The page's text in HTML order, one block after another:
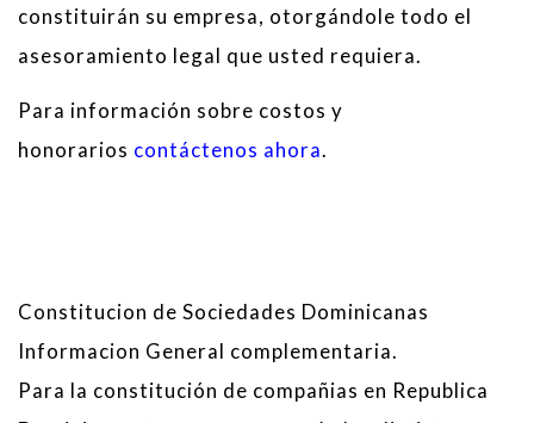
constituirán su empresa, otorgándole todo el
asesoramiento legal que usted requiera.
Para información sobre costos y
honorarios contáctenos ahora.
Constitucion de Sociedades Dominicanas
Informacion General complementaria.
Para la constitución de compañias en Republica